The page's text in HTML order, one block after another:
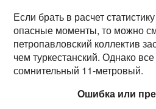
Если брать в расчет
опасные моменты, то можно
петропавловский коллектив
чем туркестанский. Однако
сомнительный 11-метровый.
Ошибка или